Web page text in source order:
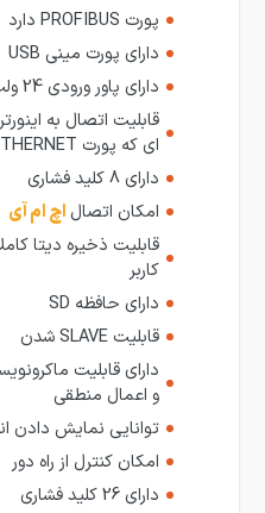
پورت PROFIBUS دارد
دارای پورت مینی USB
دارای پاور ورودی 24 ولت
قابلیت اتصال به
ای که پورت ETHERNET و PROFINET دارد
دارای 8 کلید فشاری
امکان اتصال اچ ام آی
قابلیت ذخیره دیتا
کاربر
دارای حافظه SD
قابلیت SLAVE شدن
دارای قابلیت
و اعمال منطقی
توانایی نمایش دادن
امکان کنترل از راه دور
دارای 26 کلید فشاری